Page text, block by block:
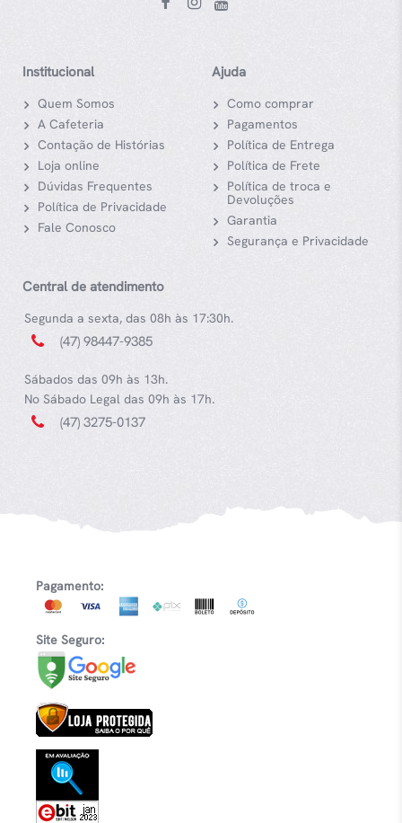
Institucional
Quem Somos
A Cafeteria
Contação de Histórias
Loja online
Dúvidas Frequentes
Política de Privacidade
Fale Conosco
Ajuda
Como comprar
Pagamentos
Política de Entrega
Política de Frete
Política de troca e
Devoluções
Garantia
Segurança e Privacidade
Central de atendimento
Segunda a sexta, das 08h às 17:30h.
(47) 98447-9385
Sábados das 09h às 13h.
No Sábado Legal das 09h às 17h.
(47) 3275-0137
Pagamento:
Site Seguro: